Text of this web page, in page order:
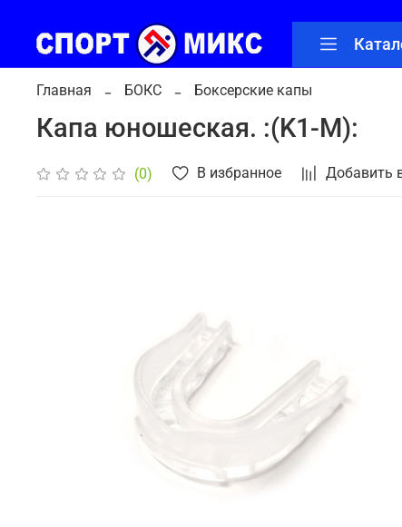
Главная БОКС Боксерские капы
Капа юношеская. :(K1-M):
(0) В избранное Добавить